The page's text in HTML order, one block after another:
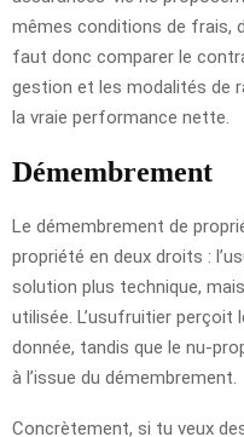
mêmes conditions de frais,
faut donc comparer le
gestion et les modalités de
la vraie performance nette.
Démembrement
Le démembrement de
propriété en deux droits :
solution plus technique,
utilisée. L’usufruitier perçoit
donnée, tandis que le nu-
à l’issue du démembrement.
Concrètement, si tu veux